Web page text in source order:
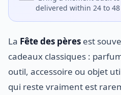
delivered within 24 to
La Fête des pères est
cadeaux classiques :
outil, accessoire ou objet
qui reste vraiment est